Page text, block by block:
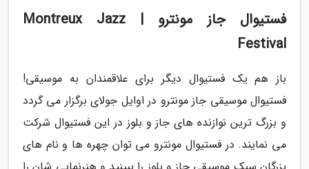
فستیوال جاز مونترو | Montreux Jazz
Festival
باز هم یک فستیوال دیگر برای علاقمندان به موسیقی!
فستیوال موسیقی جاز مونترو در اوایل جولای برگزار می گردد
و بزرگ ترین نوازنده های جاز و بلوز در این فستیوال شرکت
می نمایند. در فستیوال مونترو می توان چهره ها و نام های